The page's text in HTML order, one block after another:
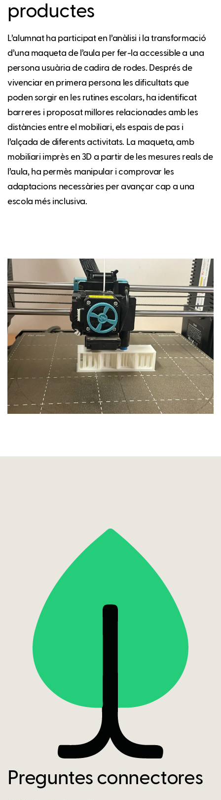
productes
L’alumnat ha participat en l’anàlisi i la transformació
d’una maqueta de l’aula per fer-la accessible a una
persona usuària de cadira de rodes. Després de
vivenciar en primera persona les dificultats que
poden sorgir en les rutines escolars, ha identificat
barreres i proposat millores relacionades amb les
distàncies entre el mobiliari, els espais de pas i
l’alçada de diferents activitats. La maqueta, amb
mobiliari imprès en 3D a partir de les mesures reals de
l’aula, ha permès manipular i comprovar les
adaptacions necessàries per avançar cap a una
escola més inclusiva.
Preguntes connectores